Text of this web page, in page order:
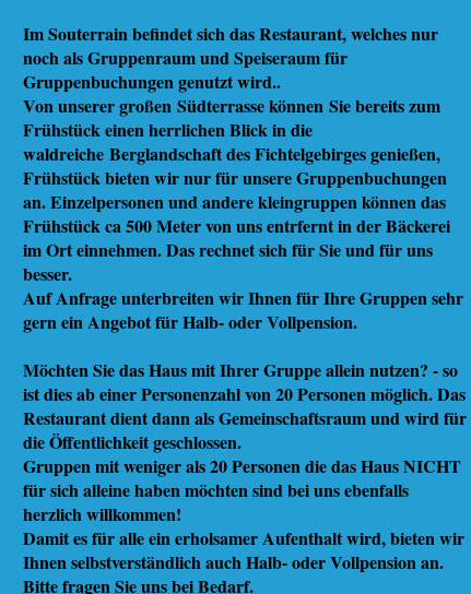
Im Souterrain befindet sich das Restaurant, welches nur
noch als Gruppenraum und Speiseraum für
Gruppenbuchungen genutzt wird..
Von unserer großen Südterrasse können Sie bereits zum
Frühstück einen herrlichen Blick in die
waldreiche Berglandschaft des Fichtelgebirges genießen,
Frühstück bieten wir nur für unsere Gruppenbuchungen
an. Einzelpersonen und andere kleingruppen können das
Frühstück ca 500 Meter von uns entrfernt in der Bäckerei
im Ort einnehmen. Das rechnet sich für Sie und für uns
besser.
Auf Anfrage unterbreiten wir Ihnen für Ihre Gruppen sehr
gern ein Angebot für Halb- oder Vollpension.
Möchten Sie das Haus mit Ihrer Gruppe allein nutzen? - so
ist dies ab einer Personenzahl von 20 Personen möglich. Das
Restaurant dient dann als Gemeinschaftsraum und wird für
die Öffentlichkeit geschlossen.
Gruppen mit weniger als 20 Personen die das Haus NICHT
für sich alleine haben möchten sind bei uns ebenfalls
herzlich willkommen!
Damit es für alle ein erholsamer Aufenthalt wird, bieten wir
Ihnen selbstverständlich auch Halb- oder Vollpension an.
Bitte fragen Sie uns bei Bedarf.